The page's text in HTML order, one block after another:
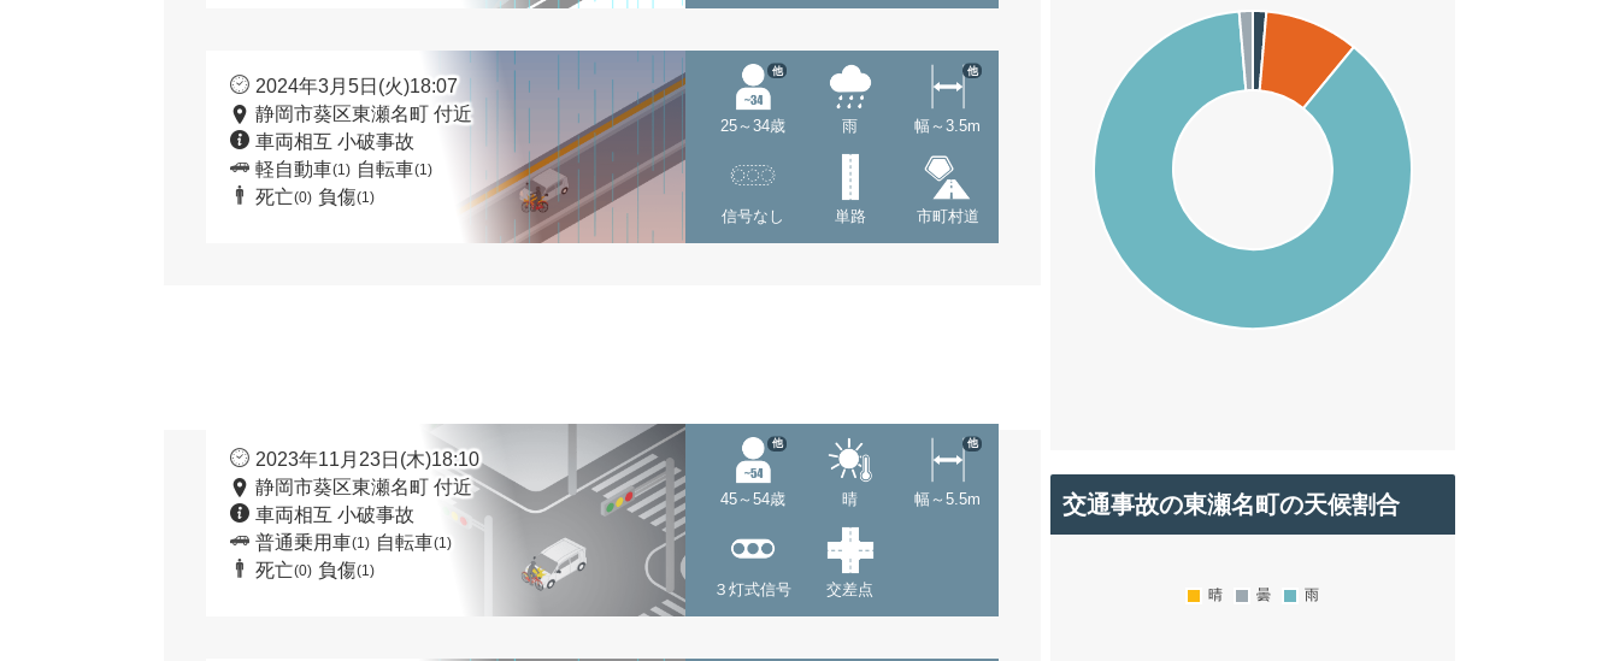
2024年3月5日(火)18:07
静岡市葵区東瀬名町 付近
車両相互 小破事故
軽自動車(1) 自転車(1)
死亡(0) 負傷(1)
25～34歳
他
雨 幅～3.5m
他
信号なし 単路 市町村道
2023年11月23日(木)18:10
静岡市葵区東瀬名町 付近
車両相互 小破事故
普通乗用車(1) 自転車(1)
死亡(0) 負傷(1)
45～54歳
他
晴 幅～5.5m
他
３灯式信号 交差点
交通事故の東瀬名町の天候割合